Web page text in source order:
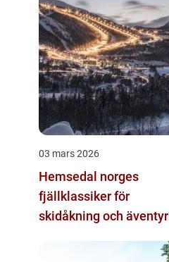
03 mars 2026
Hemsedal norges
fjällklassiker för
skidåkning och äventyr